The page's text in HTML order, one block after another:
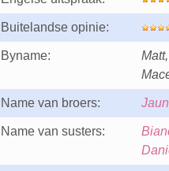
Buitelandse opinie:
Byname:
Name van broers:
Name van susters: